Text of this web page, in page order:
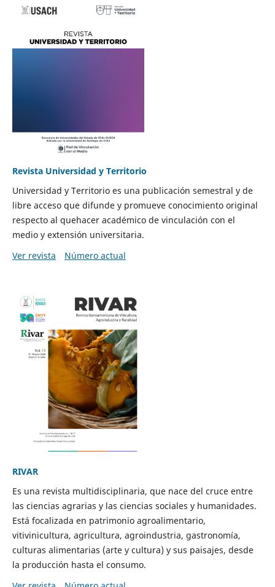
Revista Universidad y Territorio
Universidad y Territorio es una publicación semestral y de
libre acceso que difunde y promueve conocimiento original
respecto al quehacer académico de vinculación con el
medio y extensión universitaria.
Ver revista
Número actual
RIVAR
Es una revista multidisciplinaria, que nace del cruce entre
las ciencias agrarias y las ciencias sociales y humanidades.
Está focalizada en patrimonio agroalimentario,
vitivinicultura, agricultura, agroindustria, gastronomía,
culturas alimentarias (arte y cultura) y sus paisajes, desde
la producción hasta el consumo.